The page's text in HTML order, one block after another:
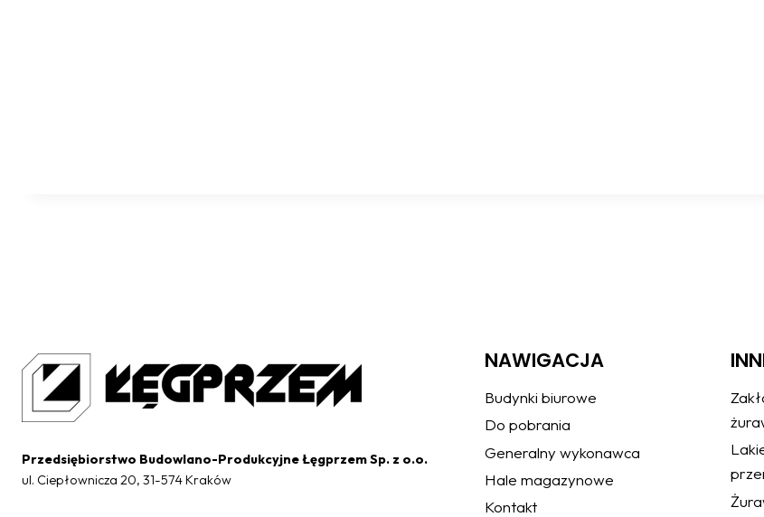
Przedsiębiorstwo Budowlano-Produkcyjne Łęgprzem Sp. z o.o.
ul. Ciepłownicza 20, 31-574 Kraków
NAWIGACJA
Budynki biurowe
Do pobrania
Generalny wykonawca
Hale magazynowe
Kontakt